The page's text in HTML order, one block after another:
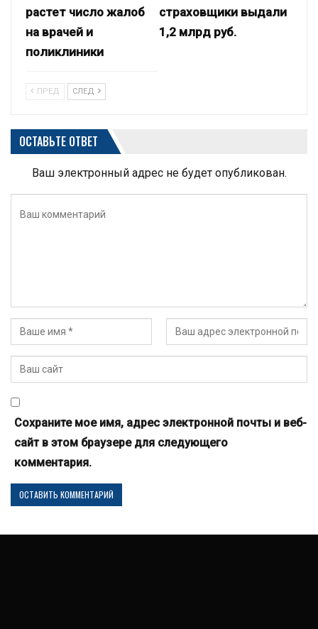
растет число жалоб
на врачей и
поликлиники
страховщики выдали
1,2 млрд руб.
ПРЕД СЛЕД
ОСТАВЬТЕ ОТВЕТ
Ваш электронный адрес не будет опубликован.
Сохраните мое имя, адрес электронной почты и веб-
сайт в этом браузере для следующего
комментария.